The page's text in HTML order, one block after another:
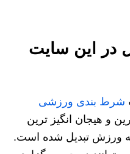
در این سایت
شرط بندی ورزشی
و هیجان‌ انگیز ترین
به ورزش تبدیل شده است.